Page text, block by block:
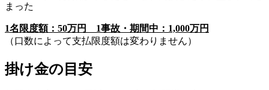
まった
1名限度額：50万円 1事故・期間中：1,000万円
（口数によって支払限度額は変わりません）
掛け金の目安